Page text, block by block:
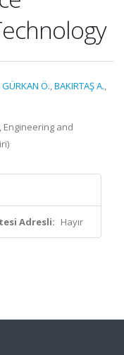
GÜRKAN Ö.,BAKIRTAŞ A.,
Engineering and
Adresli: Hayır